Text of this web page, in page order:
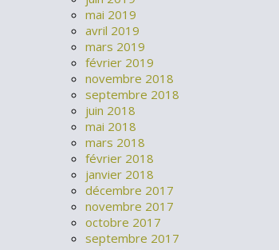
mai 2019
avril 2019
mars 2019
février 2019
novembre 2018
septembre 2018
juin 2018
mai 2018
mars 2018
février 2018
janvier 2018
décembre 2017
novembre 2017
octobre 2017
septembre 2017